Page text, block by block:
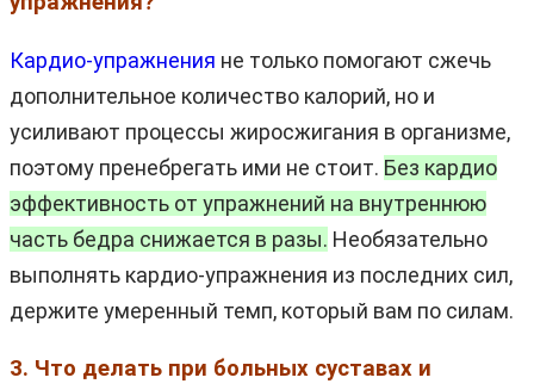
Кардио-упражнения не только помогают сжечь
дополнительное количество калорий, но и
усиливают процессы жиросжигания в организме,
поэтому пренебрегать ими не стоит. Без кардио
эффективность от упражнений на внутреннюю
часть бедра снижается в разы. Необязательно
выполнять кардио-упражнения из последних сил,
держите умеренный темп, который вам по силам.
3. Что делать при больных суставах и